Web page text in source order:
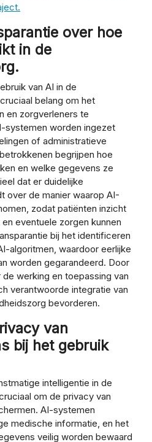
over hoe
in de
van AI in de
belang om het
en zorgverleners te
systemen worden ingezet
of administratieve
begrijpen hoe
en welke gegevens ze
dat er duidelijke
over de manier waarop AI-
zodat patiënten inzicht
eventuele zorgen kunnen
bij het identificeren
algoritmen, waardoor eerlijke
worden gegarandeerd. Door
werking en toepassing van
verantwoorde integratie van
bevorderen.
van
bij het gebruik
intelligentie in de
om de privacy van
AI-systemen
medische informatie, en het
veilig worden bewaard